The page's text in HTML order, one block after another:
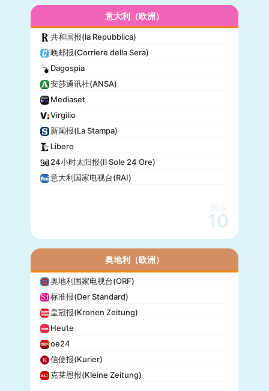
意大利（欧洲）
共和国报(la Repubblica)
晚邮报(Corriere della Sera)
Dagospia
安莎通讯社(ANSA)
Mediaset
Virgilio
新闻报(La Stampa)
Libero
24小时太阳报(Il Sole 24 Ore)
意大利国家电视台(RAI)
网站
10
奥地利（欧洲）
奥地利国家电视台(ORF)
标准报(Der Standard)
皇冠报(Kronen Zeitung)
Heute
oe24
信使报(Kurier)
克莱恩报(Kleine Zeitung)